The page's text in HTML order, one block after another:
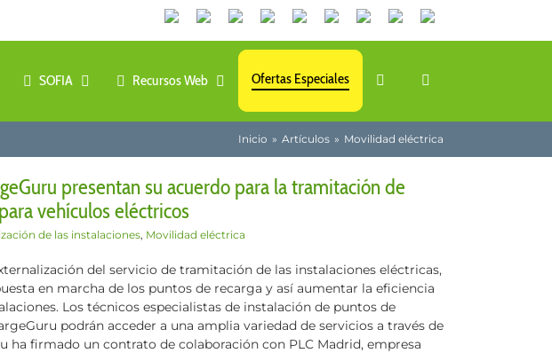
Canales
de
LinkedinYoutubeTiktokFacebookInstagram
X TwitchContacto
SOFIA Recursos Web Ofertas Especiales
Inicio Artículos Movilidad eléctrica
presentan su acuerdo para la tramitación de
vehículos eléctricos
de las instalaciones, Movilidad eléctrica
del servicio de tramitación de las instalaciones eléctricas,
en marcha de los puntos de recarga y así aumentar la eficiencia
Los técnicos especialistas de instalación de puntos de
podrán acceder a una amplia variedad de servicios a través de
ha firmado un contrato de colaboración con PLC Madrid, empresa